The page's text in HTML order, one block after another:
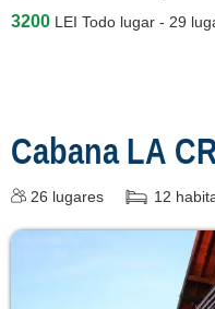
3200 LEI Todo lugar - 29
Cabana LA
26 lugares 12